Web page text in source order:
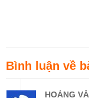
Bình luận về
HOÀNG